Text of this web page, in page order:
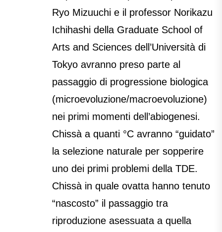
Ryo Mizuuchi e il professor Norikazu
Ichihashi della Graduate School of
Arts and Sciences dell’Università di
Tokyo avranno preso parte al
passaggio di progressione biologica
(microevoluzione/macroevoluzione)
nei primi momenti dell’abiogenesi.
Chissà a quanti °C avranno “guidato”
la selezione naturale per sopperire
uno dei primi problemi della TDE.
Chissà in quale ovatta hanno tenuto
“nascosto” il passaggio tra
riproduzione asessuata a quella